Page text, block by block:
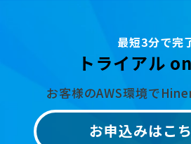
最短3分で完
トライアル
お客様のAWS環境で
お申込みはこ